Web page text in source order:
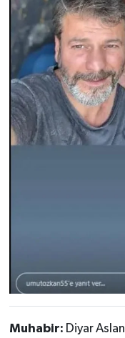
Muhabir: Diyar Aslan